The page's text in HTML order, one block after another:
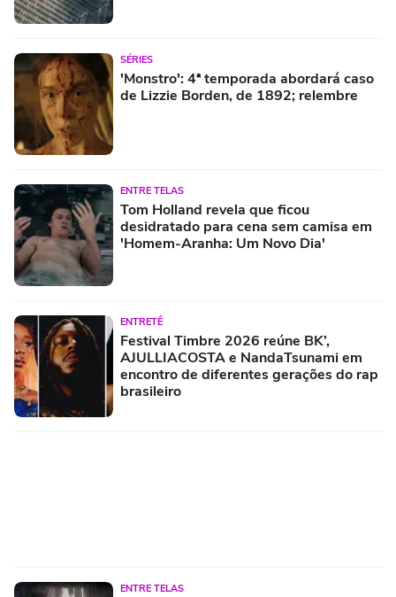
SÉRIES
'Monstro': 4ª temporada abordará caso
de Lizzie Borden, de 1892; relembre
ENTRE TELAS
Tom Holland revela que ficou
desidratado para cena sem camisa em
'Homem-Aranha: Um Novo Dia'
ENTRETÊ
Festival Timbre 2026 reúne BK’,
AJULLIACOSTA e NandaTsunami em
encontro de diferentes gerações do rap
brasileiro
ENTRE TELAS